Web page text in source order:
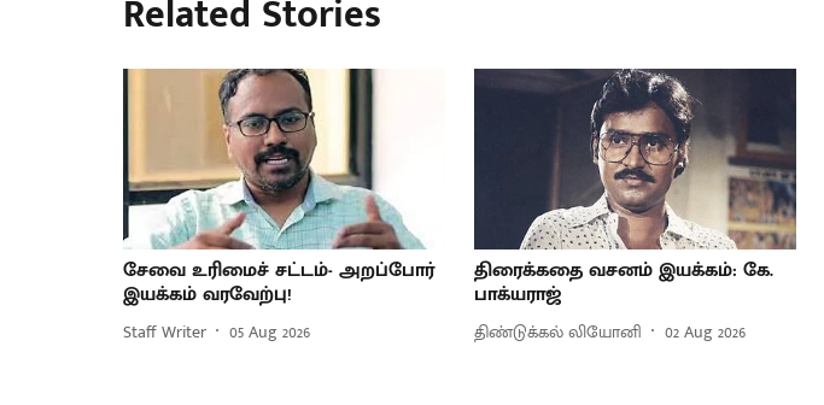
Related Stories
சேவை உரிமைச் சட்டம்- அறப்போர்
இயக்கம் வரவேற்பு!
Staff Writer 05 Aug 2026
திரைக்கதை வசனம் இயக்கம்: கே.
பாக்யராஜ்
திண்டுக்கல் லியோனி 02 Aug 2026